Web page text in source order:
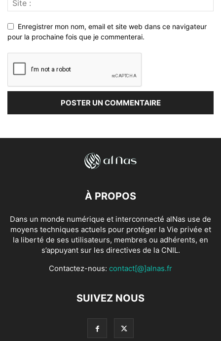
Enregistrer mon nom, email et site web dans ce navigateur
pour la prochaine fois que je commenterai.
À PROPOS
Dans un monde numérique et interconnecté alNas use de
moyens techniques actuels pour protéger la Vie privée et
la liberté de ses utilisateurs, membres ou adhérents, en
s’appuyant sur les directives de la CNIL.
Contactez-nous: contact[@]alnas.fr
SUIVEZ NOUS